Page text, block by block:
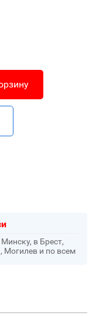
в Брест,
Могилев и по всем